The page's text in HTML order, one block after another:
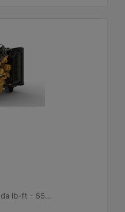
406 1.500 dev/dk.da lb-ft - 550 1.500 dev/dk.da Nm